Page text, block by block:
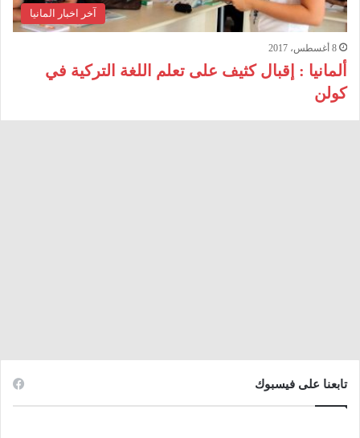
آخر اخبار المانيا
8 أغسطس، 2017
ألمانيا : إقبال كثيف على تعلم اللغة التركية في
كولن
تابعنا على فيسبوك